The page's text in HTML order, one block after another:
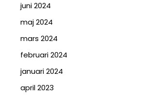
juni 2024
maj 2024
mars 2024
februari 2024
januari 2024
april 2023